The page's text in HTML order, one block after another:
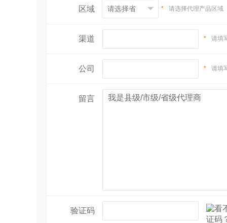
区域 * 请选择代理产品区域
渠道 * 请填
公司 * 请填
留言
验证码